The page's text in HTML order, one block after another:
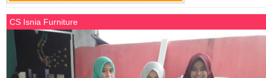
CS Isnia Furniture